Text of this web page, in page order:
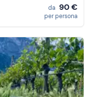
da 90 €
per persona